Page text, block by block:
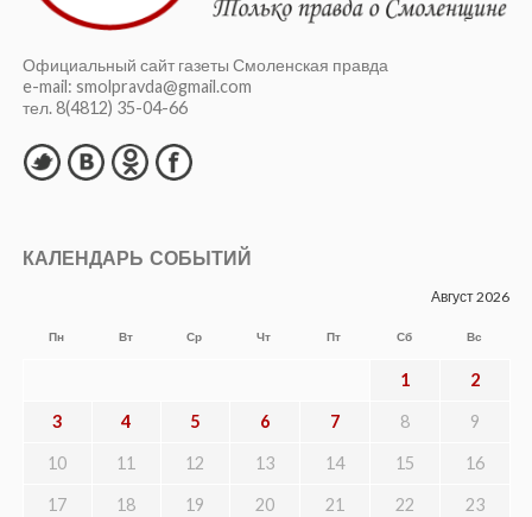
Официальный сайт газеты Смоленская правда
e-mail: smolpravda@gmail.com
тел. 8(4812) 35-04-66
КАЛЕНДАРЬ СОБЫТИЙ
Август 2026
Пн Вт Ср Чт Пт Сб Вс
1 2
3 4 5 6 7 8 9
10 11 12 13 14 15 16
17 18 19 20 21 22 23